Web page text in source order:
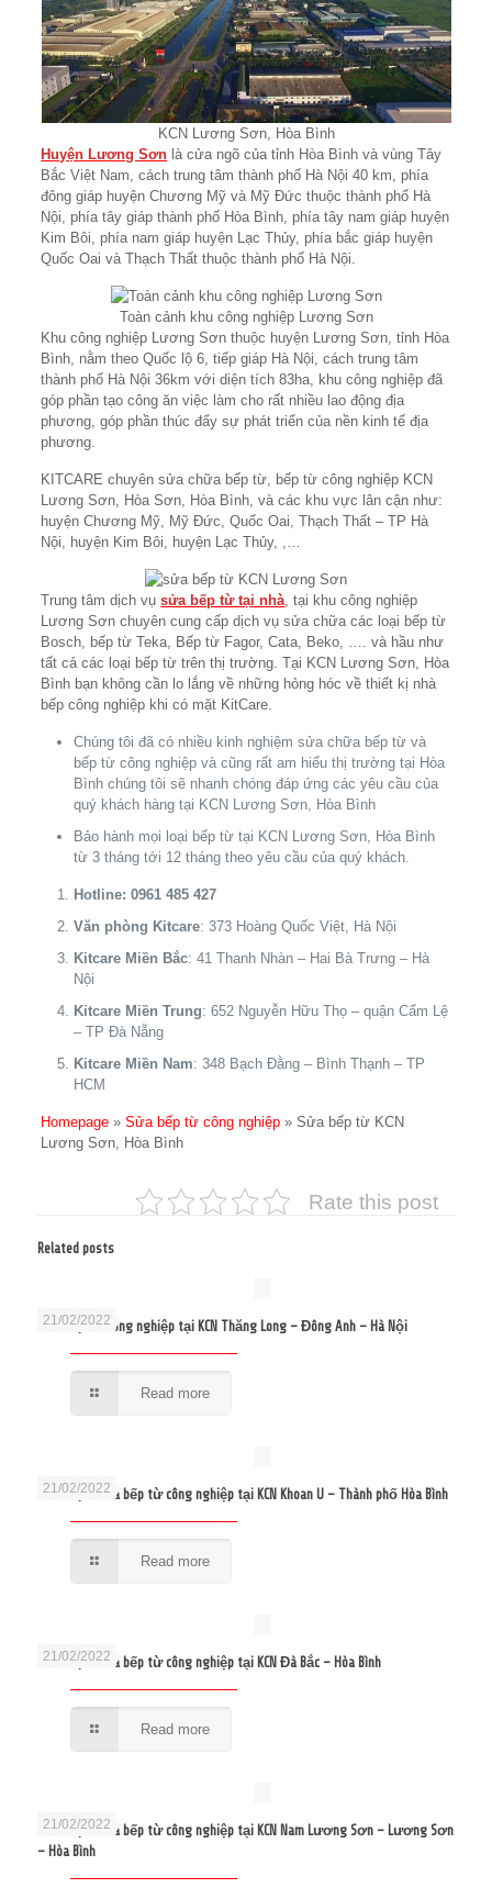
KCN Lương Sơn, Hòa Bình
Huyện Lương Sơn là cửa ngõ của tỉnh Hòa Bình và vùng Tây
Bắc Việt Nam, cách trung tâm thành phố Hà Nội 40 km, phía
đông giáp huyện Chương Mỹ và Mỹ Đức thuộc thành phố Hà
Nội, phía tây giáp thành phố Hòa Bình, phía tây nam giáp huyện
Kim Bôi, phía nam giáp huyện Lạc Thủy, phía bắc giáp huyện
Quốc Oai và Thạch Thất thuộc thành phố Hà Nội.
Toàn cảnh khu công nghiệp Lương Sơn
Khu công nghiệp Lương Sơn thuộc huyện Lương Sơn, tỉnh Hòa
Bình, nằm theo Quốc lộ 6, tiếp giáp Hà Nội, cách trung tâm
thành phố Hà Nội 36km với diện tích 83ha, khu công nghiệp đã
góp phần tạo công ăn việc làm cho rất nhiều lao động địa
phương, góp phần thúc đẩy sự phát triển của nền kinh tế địa
phương.
KITCARE chuyên sửa chữa bếp từ, bếp từ công nghiệp KCN
Lương Sơn, Hòa Sơn, Hòa Bình, và các khu vực lân cận như:
huyện Chương Mỹ, Mỹ Đức, Quốc Oai, Thạch Thất – TP Hà
Nội, huyện Kim Bôi, huyện Lạc Thủy, ,…
Trung tâm dịch vụsửa bếp từ tại nhà, tại khu công nghiệp
Lương Sơn chuyên cung cấp dịch vụ sửa chữa các loại bếp từ
Bosch, bếp từ Teka, Bếp từ Fagor, Cata, Beko, …. và hầu như
tất cả các loại bếp từ trên thị trường. Tại KCN Lương Sơn, Hòa
Bình bạn không cần lo lắng về những hỏng hóc về thiết kị nhà
bếp công nghiệp khi có mặt KitCare.
Chúng tôi đã có nhiều kinh nghiệm sửa chữa bếp từ và
bếp từ công nghiệp và cũng rất am hiểu thị trường tại Hòa
Bình chúng tôi sẽ nhanh chóng đáp ứng các yêu cầu của
quý khách hàng tại KCN Lương Sơn, Hòa Bình
Bảo hành mọi loại bếp từ tại KCN Lương Sơn, Hòa Bình
từ 3 tháng tới 12 tháng theo yêu cầu của quý khách.
Hotline: 0961 485 427
Văn phòng Kitcare: 373 Hoàng Quốc Việt, Hà Nội
Kitcare Miền Bắc: 41 Thanh Nhàn – Hai Bà Trưng – Hà
Nội
Kitcare Miền Trung: 652 Nguyễn Hữu Thọ – quận Cẩm Lệ
– TP Đà Nẵng
Kitcare Miền Nam: 348 Bạch Đằng – Bình Thạnh – TP
HCM
Homepage »Sửa bếp từ công nghiệp »Sửa bếp từ KCN
Lương Sơn, Hòa Bình
Rate this post
Related posts
21/02/2022
Sửa bếp từ công nghiệp tại KCN Thăng Long – Đông Anh – Hà Nội
Read more
21/02/2022
Sửa bếp từ và bếp từ công nghiệp tại KCN Khoan U – Thành phố Hòa Bình
Read more
21/02/2022
Sửa bếp từ và bếp từ công nghiệp tại KCN Đà Bắc – Hòa Bình
Read more
21/02/2022
Sửa bếp từ và bếp từ công nghiệp tại KCN Nam Lương Sơn – Lương Sơn
– Hòa Bình